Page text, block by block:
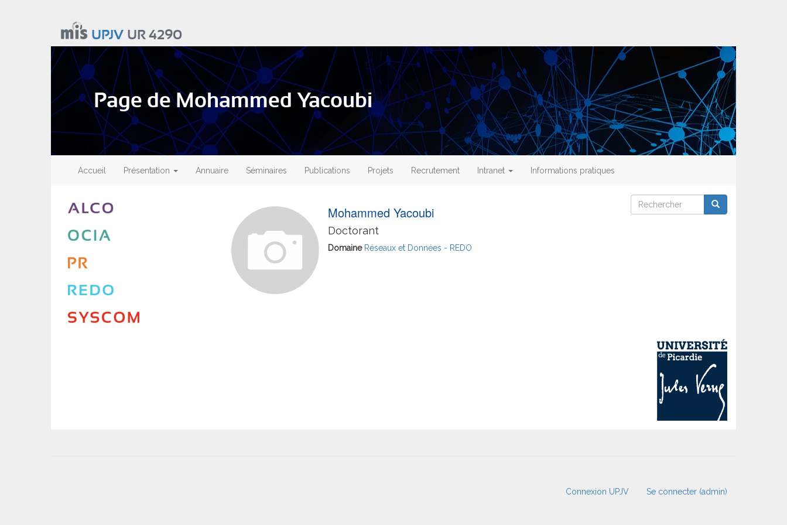
UPJVUR 4290
Page de Mohammed Yacoubi
Main
navigation
Accueil Présentation Annuaire Séminaires Publications Projets Recrutement Intranet Informations pratiques
Mohammed Yacoubi
Doctorant
Domaine Réseaux et Données - REDO
Rechercher
Rechercher Rechercher
Connexion UPJV Se connecter (admin)